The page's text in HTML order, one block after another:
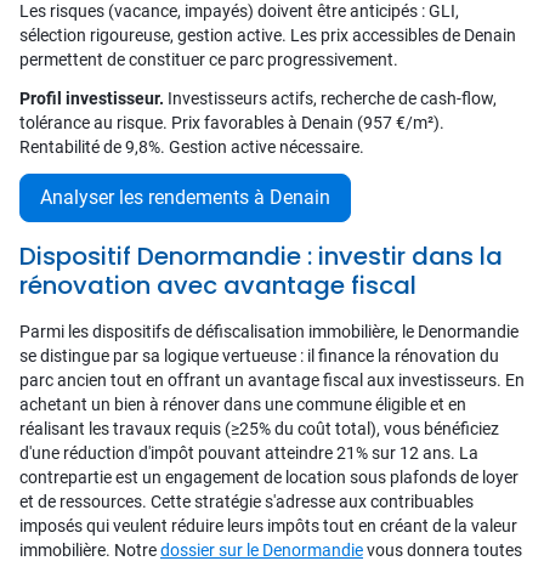
Les risques (vacance, impayés) doivent être anticipés : GLI,
sélection rigoureuse, gestion active. Les prix accessibles de Denain
permettent de constituer ce parc progressivement.
Profil investisseur. Investisseurs actifs, recherche de cash-flow,
tolérance au risque. Prix favorables à Denain (957 €/m²).
Rentabilité de 9,8%. Gestion active nécessaire.
Analyser les rendements à Denain
Dispositif Denormandie : investir dans la
rénovation avec avantage fiscal
Parmi les dispositifs de défiscalisation immobilière, le Denormandie
se distingue par sa logique vertueuse : il finance la rénovation du
parc ancien tout en offrant un avantage fiscal aux investisseurs. En
achetant un bien à rénover dans une commune éligible et en
réalisant les travaux requis (≥25% du coût total), vous bénéficiez
d'une réduction d'impôt pouvant atteindre 21% sur 12 ans. La
contrepartie est un engagement de location sous plafonds de loyer
et de ressources. Cette stratégie s'adresse aux contribuables
imposés qui veulent réduire leurs impôts tout en créant de la valeur
immobilière. Notredossier sur le Denormandievous donnera toutes